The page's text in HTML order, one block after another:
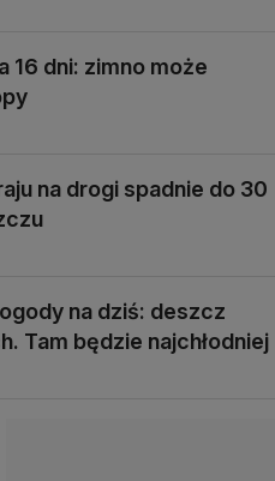
16 dni: zimno może
na drogi spadnie do 30
na dziś: deszcz
Tam będzie najchłodniej